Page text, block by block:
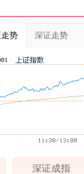
走势 深证走势
深证成指